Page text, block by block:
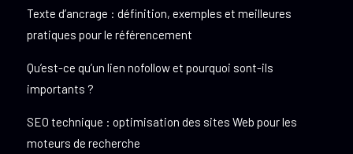
Texte d’ancrage : définition, exemples et meilleures
pratiques pour le référencement
Qu’est-ce qu’un lien nofollow et pourquoi sont-ils
importants ?
SEO technique : optimisation des sites Web pour les
moteurs de recherche